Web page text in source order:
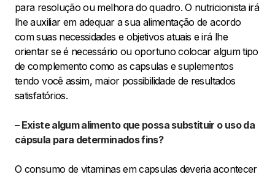
para resolução ou melhora do quadro. O nutricionista irá
lhe auxiliar em adequar a sua alimentação de acordo
com suas necessidades e objetivos atuais e irá lhe
orientar se é necessário ou oportuno colocar algum tipo
de complemento como as capsulas e suplementos
tendo você assim, maior possibilidade de resultados
satisfatórios.
– Existe algum alimento que possa substituir o uso da
cápsula para determinados fins?
O consumo de vitaminas em capsulas deveria acontecer